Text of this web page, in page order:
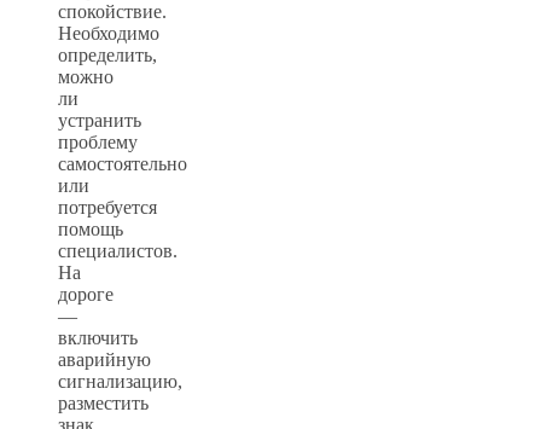
спокойствие.
Необходимо
определить,
можно
ли
устранить
проблему
самостоятельно
или
потребуется
помощь
специалистов.
На
дороге
—
включить
аварийную
сигнализацию,
разместить
знак